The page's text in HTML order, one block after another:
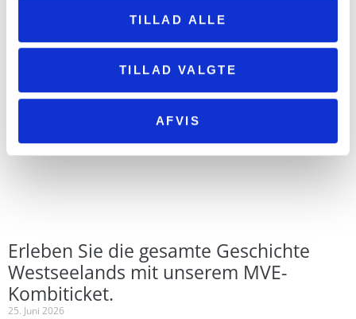
TILLAD ALLE
TILLAD VALGTE
AFVIS
Erleben Sie die gesamte Geschichte
Westseelands mit unserem MVE-
Kombiticket.
25. Juni 2026